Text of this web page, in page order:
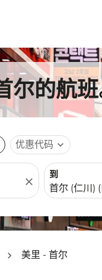
尔的航
优惠代码 expand_more
close
到
美里 - 首尔